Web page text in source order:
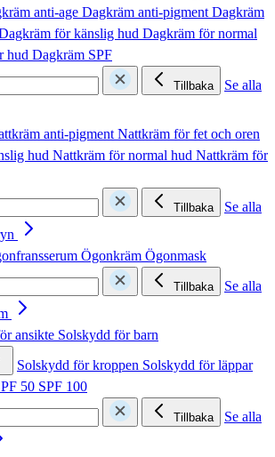
anti-age Dagkräm anti-pigmentDagkräm
för känslig hud Dagkräm för normal
hud Dagkräm SPF
Tillbaka
Se alla
anti-pigmentNattkräm för fet och oren
hud Nattkräm för normal hud Nattkräm för
Tillbaka
Se alla
Ögonkräm Ögonmask
Tillbaka
Se alla
ansikte Solskydd för barn
Solskydd för kroppen Solskydd för läppar
50 SPF 100
Tillbaka
Se alla